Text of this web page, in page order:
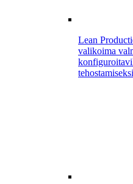
Lean
valikoima